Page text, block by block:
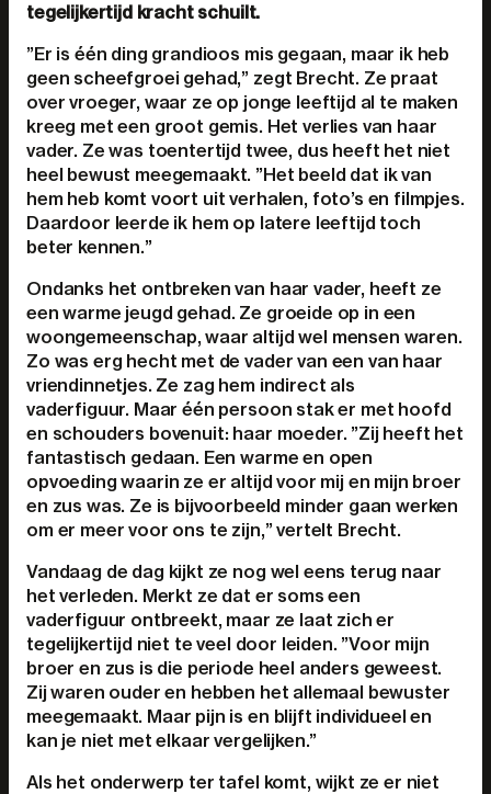
tegelijkertijd kracht schuilt.
”Er is één ding grandioos mis gegaan, maar ik heb
geen scheefgroei gehad,” zegt Brecht. Ze praat
over vroeger, waar ze op jonge leeftijd al te maken
kreeg met een groot gemis. Het verlies van haar
vader. Ze was toentertijd twee, dus heeft het niet
heel bewust meegemaakt. ”Het beeld dat ik van
hem heb komt voort uit verhalen, foto’s en filmpjes.
Daardoor leerde ik hem op latere leeftijd toch
beter kennen.”
Ondanks het ontbreken van haar vader, heeft ze
een warme jeugd gehad. Ze groeide op in een
woongemeenschap, waar altijd wel mensen waren.
Zo was erg hecht met de vader van een van haar
vriendinnetjes. Ze zag hem indirect als
vaderfiguur. Maar één persoon stak er met hoofd
en schouders bovenuit: haar moeder. ”Zij heeft het
fantastisch gedaan. Een warme en open
opvoeding waarin ze er altijd voor mij en mijn broer
en zus was. Ze is bijvoorbeeld minder gaan werken
om er meer voor ons te zijn,” vertelt Brecht.
Vandaag de dag kijkt ze nog wel eens terug naar
het verleden. Merkt ze dat er soms een
vaderfiguur ontbreekt, maar ze laat zich er
tegelijkertijd niet te veel door leiden. ”Voor mijn
broer en zus is die periode heel anders geweest.
Zij waren ouder en hebben het allemaal bewuster
meegemaakt. Maar pijn is en blijft individueel en
kan je niet met elkaar vergelijken.”
Als het onderwerp ter tafel komt, wijkt ze er niet